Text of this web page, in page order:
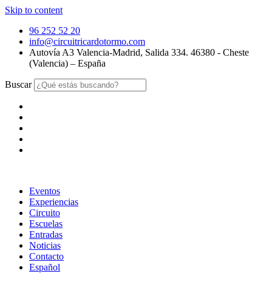
Skip to content
96 252 52 20
info@circuitricardotormo.com
Autovía A3 Valencia-Madrid, Salida 334. 46380 - Cheste
(Valencia) – España
Buscar
Eventos
Experiencias
Circuito
Escuelas
Entradas
Noticias
Contacto
Español